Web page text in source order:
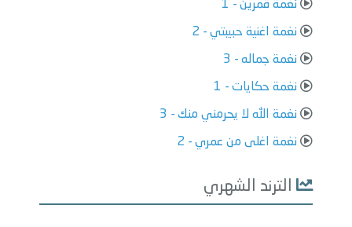
نغمة قمرين - 1
نغمة اغنية حبيبتي - 2
نغمة جماله - 3
نغمة حكايات - 1
نغمة الله لا يحرمني منك - 3
نغمة اغلى من عمري - 2
الترند الشهري